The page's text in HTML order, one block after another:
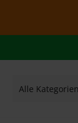
Alle Kategorien